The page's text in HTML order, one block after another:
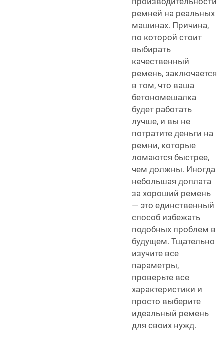
ремней на реальных
машинах. Причина,
по которой стоит
выбирать
качественный
ремень, заключается
в том, что ваша
бетономешалка
будет работать
лучше, и вы не
потратите деньги на
ремни, которые
ломаются быстрее,
чем должны. Иногда
небольшая доплата
за хороший ремень
— это единственный
способ избежать
подобных проблем в
будущем. Тщательно
изучите все
параметры,
проверьте все
характеристики и
просто выберите
идеальный ремень
для своих нужд.